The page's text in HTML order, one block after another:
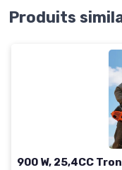
Produits
900 W, 25,4CC